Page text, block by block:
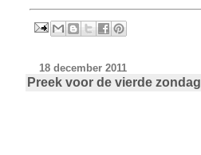
18 december 2011
Preek voor de vierde